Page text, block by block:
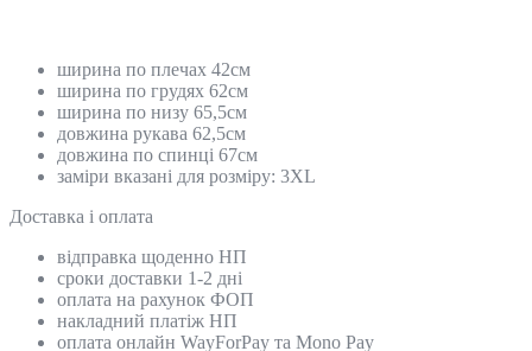
ширина по плечах 42см
ширина по грудях 62см
ширина по низу 65,5см
довжина рукава 62,5см
довжина по спинці 67см
заміри вказані для розміру: 3XL
Доставка і оплата
відправка щоденно НП
сроки доставки 1-2 дні
оплата на рахунок ФОП
накладний платіж НП
оплата онлайн WayForPay та Mono Pay